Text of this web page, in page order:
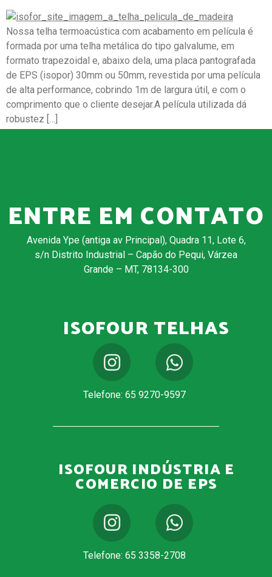
Nossa telha termoacústica com acabamento em película é
formada por uma telha metálica do tipo galvalume, em
formato trapezoidal e, abaixo dela, uma placa pantografada
de EPS (isopor) 30mm ou 50mm, revestida por uma película
de alta performance, cobrindo 1m de largura útil, e com o
comprimento que o cliente desejar.A película utilizada dá
robustez […]
ENTRE EM CONTATO
Avenida Ype (antiga av Principal), Quadra 11, Lote 6,
s/n Distrito Industrial – Capão do Pequi, Várzea
Grande – MT, 78134-300
ISOFOUR TELHAS
Telefone: 65 9270-9597
ISOFOUR INDÚSTRIA E
COMERCIO DE EPS
Telefone: 65 3358-2708